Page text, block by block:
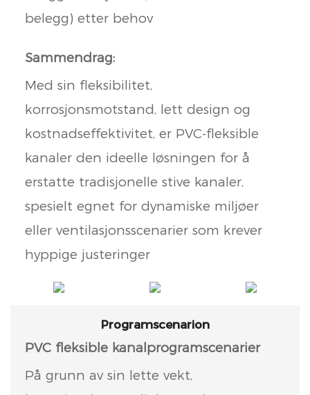
belegg) etter behov
Sammendrag:
Med sin fleksibilitet,
korrosjonsmotstand, lett design og
kostnadseffektivitet, er PVC-fleksible
kanaler den ideelle løsningen for å
erstatte tradisjonelle stive kanaler,
spesielt egnet for dynamiske miljøer
eller ventilasjonsscenarier som krever
hyppige justeringer
Programscenarion
PVC fleksible kanalprogramscenarier
På grunn av sin lette vekt,